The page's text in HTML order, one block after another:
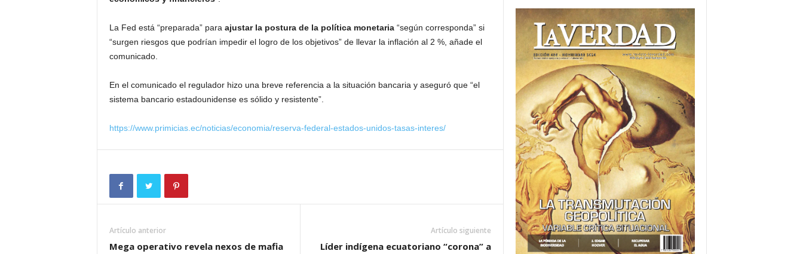
La Fed está “preparada” para ajustar la postura de la política monetaria“según corresponda” si
“surgen riesgos que podrían impedir el logro de los objetivos” de llevar la inflación al 2 %, añade el
comunicado.
En el comunicado el regulador hizo una breve referencia a la situación bancaria y aseguró que “el
sistema bancario estadounidense es sólido y resistente”.
https://www.primicias.ec/noticias/economia/reserva-federal-estados-unidos-tasas-interes/
Artículo anterior
Mega operativo revela nexos de mafia
Artículo siguiente
Líder indígena ecuatoriano “corona” a